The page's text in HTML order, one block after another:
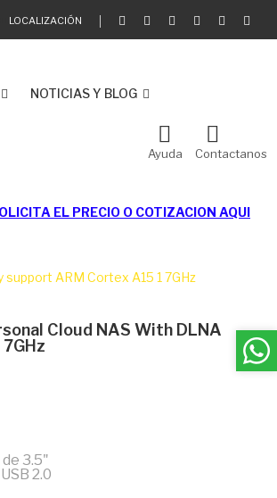
LOCALIZACIÓN
NOTICIAS Y BLOG
Ayuda Contactanos
EL PRECIO O COTIZACION AQUI
support ARM Cortex A15 1 7GHz
Cloud NAS With DLNA
3.5"
2.0